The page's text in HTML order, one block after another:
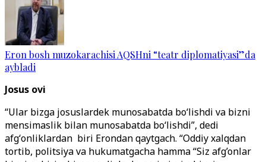
Eron bosh muzokarachisi AQSHni “teatr diplomatiyasi”da
aybladi
Josus ovi
“Ular bizga josuslardek munosabatda boʻlishdi va bizni
mensimaslik bilan munosabatda boʻlishdi”, dedi
afgʻonliklardan biri Erondan qaytgach. “Oddiy xalqdan
tortib, politsiya va hukumatgacha hamma “Siz afg’onlar